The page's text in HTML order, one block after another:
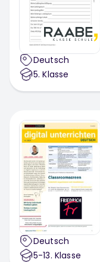
Deutsch
5. Klasse
Deutsch
5-13. Klasse